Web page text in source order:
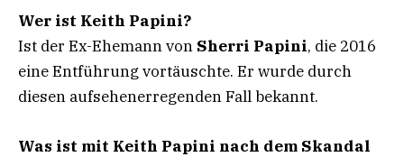
Wer ist Keith Papini?
Ist der Ex-Ehemann von Sherri Papini, die 2016
eine Entführung vortäuschte. Er wurde durch
diesen aufsehenerregenden Fall bekannt.
Was ist mit Keith Papini nach dem Skandal